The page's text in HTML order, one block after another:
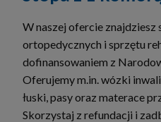
W naszej ofercie
ortopedycznych i sprzętu
dofinansowaniem z
Oferujemy m.in. wózki
łuski, pasy oraz materace
Skorzystaj z refundacji i